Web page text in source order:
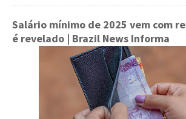
Salário mínimo de 2025 vem com
é revelado | Brazil News Informa